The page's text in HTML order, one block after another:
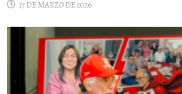
17 DE MARZO DE 2026